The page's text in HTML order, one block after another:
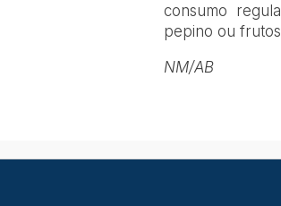
consumo
pepino ou
NM/AB